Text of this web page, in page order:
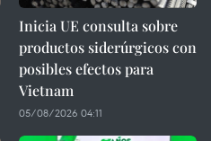
Inicia UE consulta sobre
productos siderúrgicos con
posibles efectos para
Vietnam
05/08/2026 04:11